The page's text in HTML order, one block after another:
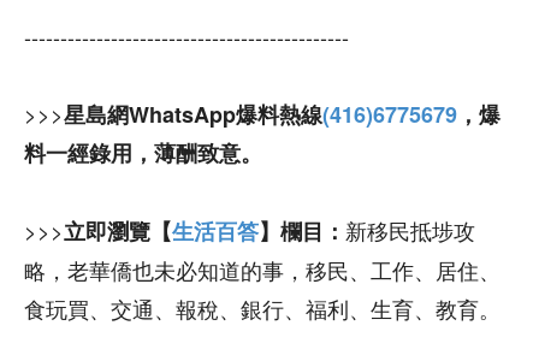
---------------------------------------------
>>>星島網WhatsApp爆料熱線(416)6775679 ，爆
料一經錄用，薄酬致意。
>>>立即瀏覽【生活百答】欄目： 新移民抵埗攻
略，老華僑也未必知道的事，移民、工作、居住、
食玩買、交通、報稅、銀行、福利、生育、教育。